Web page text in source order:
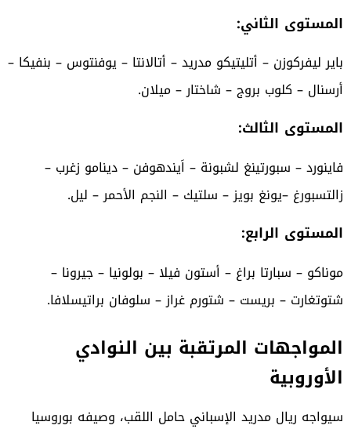
المستوى الثاني:
باير ليفركوزن – أتليتيكو مدريد – أتالانتا – يوفنتوس – بنفيكا –
أرسنال – كلوب بروج – شاختار – ميلان.
المستوى الثالث:
فاينورد – سبورتينغ لشبونة – اَيندهوفن – دينامو زغرب –
زالتسبورغ –يونغ بويز – سلتيك – النجم الأحمر – ليل.
المستوى الرابع:
موناكو – سبارتا براغ – أستون فيلا – بولونيا – جيرونا –
شتوتغارت – بريست – شتورم غراز – سلوفان براتيسلافا.
المواجهات المرتقبة بين النوادي
الأوروبية
سيواجه ريال مدريد الإسباني حامل اللقب، وصيفه بوروسيا